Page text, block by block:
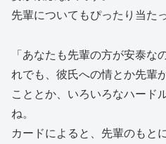
先輩についてもぴったり当た
「あなたも先輩の方が安泰
れでも、彼氏への情とか先輩
こととか、いろいろなハード
ね。
カードによると、先輩のもと